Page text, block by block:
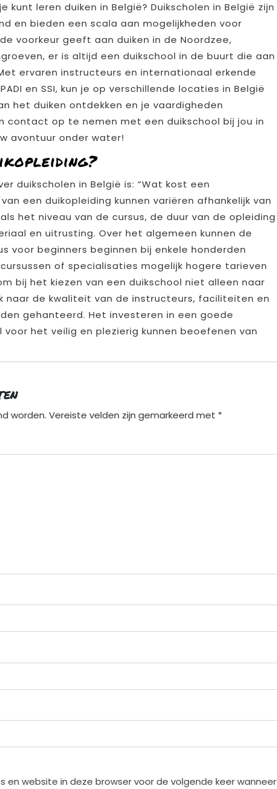
kunt leren duiken in België? Duikscholen in België zijn
en bieden een scala aan mogelijkheden voor
voorkeur geeft aan duiken in de Noordzee,
er is altijd een duikschool in de buurt die aan
ervaren instructeurs en internationaal erkende
en SSI, kun je op verschillende locaties in België
het duiken ontdekken en je vaardigheden
contact op te nemen met een duikschool bij jou in
avontuur onder water!
duikscholen in België is: “Wat kost een
een duikopleiding kunnen variëren afhankelijk van
het niveau van de cursus, de duur van de opleiding
en uitrusting. Over het algemeen kunnen de
voor beginners beginnen bij enkele honderden
of specialisaties mogelijk hogere tarieven
bij het kiezen van een duikschool niet alleen naar
naar de kwaliteit van de instructeurs, faciliteiten en
gehanteerd. Het investeren in een goede
het veilig en plezierig kunnen beoefenen van
worden. Vereiste velden zijn gemarkeerd met *
en website in deze browser voor de volgende keer wanneer